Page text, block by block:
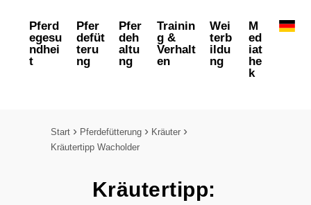
Pferd
egesu
ndhei
t
Pfer
defüt
teru
ng
Pfer
deh
altu
ng
Trainin
g &
Verhalt
en
Wei
terb
ildu
ng
M
ed
iat
he
k
Start Pferdefütterung
Kräuter
Kräutertipp Wacholder
Kräutertipp: